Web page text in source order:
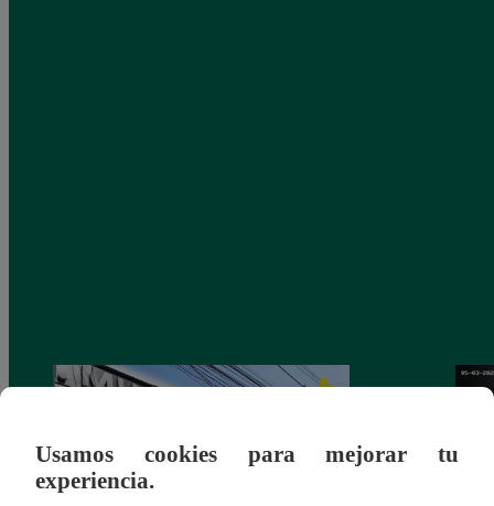
Usamos cookies para mejorar tu
experiencia.